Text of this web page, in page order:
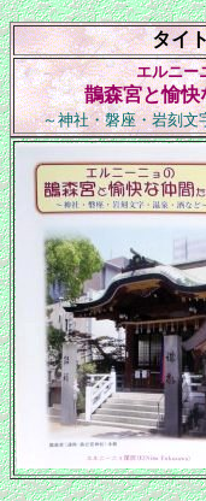
タイ
エルニー
鵲森宮と愉快
～神社・磐座・岩刻文